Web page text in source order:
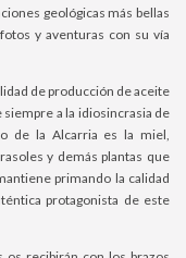
geológicas más bellas
y aventuras con su vía
de producción de aceite
a la idiosincrasia de
de la Alcarria es la miel,
y demás plantas que
primando la calidad
protagonista de este